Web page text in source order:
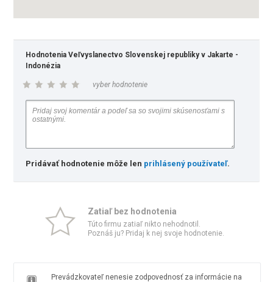
Hodnotenia Veľvyslanectvo Slovenskej republiky v Jakarte -
Indonézia
vyber hodnotenie
Pridávať hodnotenie môže len prihlásený používateľ.
Zatiaľ bez hodnotenia
Túto firmu zatiaľ nikto nehodnotil.
Poznáš ju? Pridaj k nej svoje hodnotenie.
Prevádzkovateľ nenesie zodpovednosť za informácie na